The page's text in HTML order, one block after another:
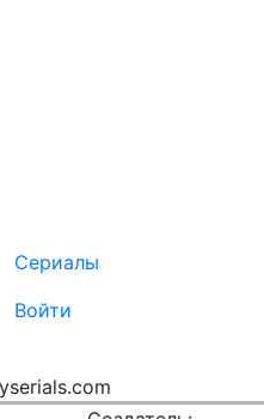
Сериалы
Войти